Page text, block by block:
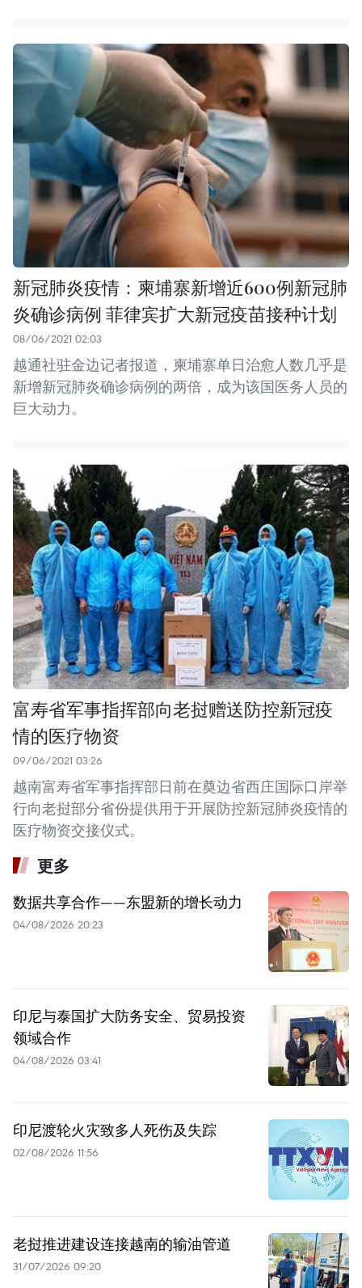
新冠肺炎疫情：柬埔寨新增近600例新冠肺
炎确诊病例 菲律宾扩大新冠疫苗接种计划
08/06/2021 02:03
越通社驻金边记者报道，柬埔寨单日治愈人数几乎是
新增新冠肺炎确诊病例的两倍，成为该国医务人员的
巨大动力。
富寿省军事指挥部向老挝赠送防控新冠疫
情的医疗物资
09/06/2021 03:26
越南富寿省军事指挥部日前在奠边省西庄国际口岸举
行向老挝部分省份提供用于开展防控新冠肺炎疫情的
医疗物资交接仪式。
更多
数据共享合作——东盟新的增长动力
04/08/2026 20:23
印尼与泰国扩大防务安全、贸易投资
领域合作
04/08/2026 03:41
印尼渡轮火灾致多人死伤及失踪
02/08/2026 11:56
老挝推进建设连接越南的输油管道
31/07/2026 09:20